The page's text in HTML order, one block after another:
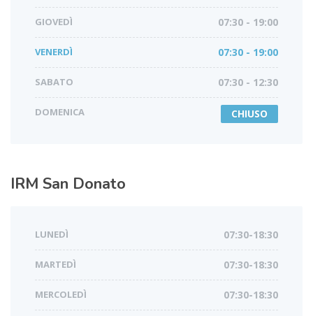
GIOVEDÌ 07:30 - 19:00
VENERDÌ 07:30 - 19:00
SABATO 07:30 - 12:30
DOMENICA CHIUSO
IRM San Donato
LUNEDÌ 07:30-18:30
MARTEDÌ 07:30-18:30
MERCOLEDÌ 07:30-18:30